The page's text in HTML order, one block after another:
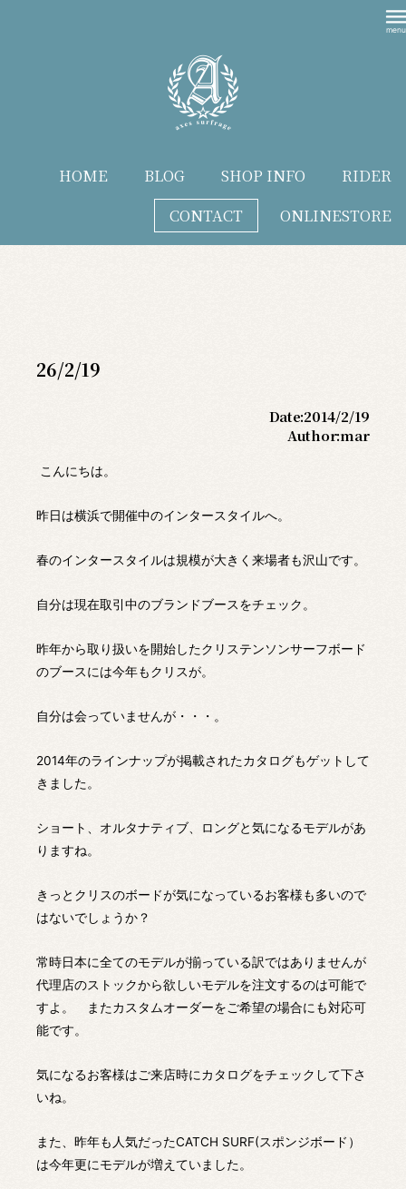
HOME BLOG SHOP INFO
RIDER
CONTACT
ONLINESTORE
26/2/19
Date:2014/2/19
Author:mar
こんにちは。
昨日は横浜で開催中のインタースタイルへ。
春のインタースタイルは規模が大きく来場者も沢山です。
自分は現在取引中のブランドブースをチェック。
昨年から取り扱いを開始したクリステンソンサーフボード
のブースには今年もクリスが。
自分は会っていませんが・・・。
2014年のラインナップが掲載されたカタログもゲットして
きました。
ショート、オルタナティブ、ロングと気になるモデルがあ
りますね。
きっとクリスのボードが気になっているお客様も多いので
はないでしょうか？
常時日本に全てのモデルが揃っている訳ではありませんが
代理店のストックから欲しいモデルを注文するのは可能で
すよ。 またカスタムオーダーをご希望の場合にも対応可
能です。
気になるお客様はご来店時にカタログをチェックして下さ
いね。
また、昨年も人気だったCATCH SURF(スポンジボード）
は今年更にモデルが増えていました。